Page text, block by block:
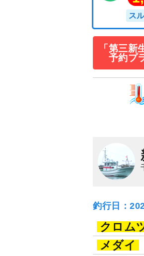
「第三新
予約プ
釣行日：
クロム
メダイ